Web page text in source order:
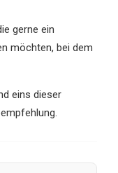
gerne ein
möchten, bei dem
eins dieser